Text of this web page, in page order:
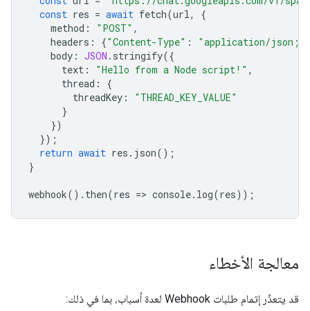
const res = await fetch(url,
{
method : "POST" ,
headers : {"Content-Type" :
"application/json;
body : JSON . stringify({
text : "Hello from a Node script!" ,
thread :
{
threadKey :
"THREAD_KEY_VALUE"
}
})
});
return await res . json();
}
webhook(). then(res => console. log(res));
معالجة الأخطاء
قد يتعذّر إتمام طلبات Webhook لعدة أسباب، بما في ذلك: